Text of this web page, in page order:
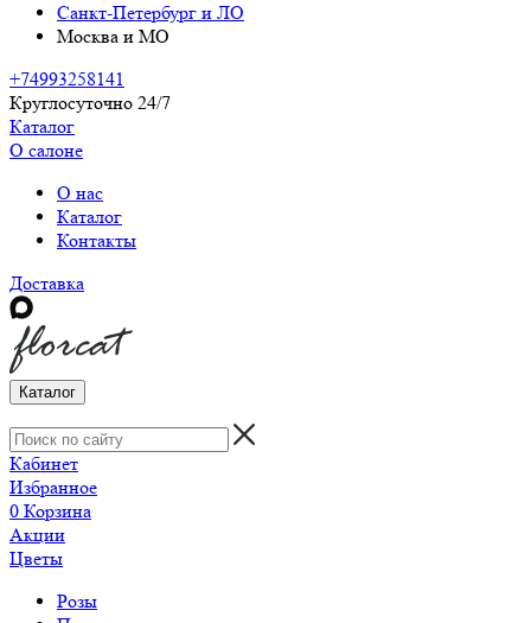
Санкт-Петербург и ЛО
Москва и МО
+74993258141
Круглосуточно 24/7
Каталог
О салоне
О нас
Каталог
Контакты
Доставка
Каталог
Кабинет
Избранное
0 Корзина
Акции
Цветы
Розы